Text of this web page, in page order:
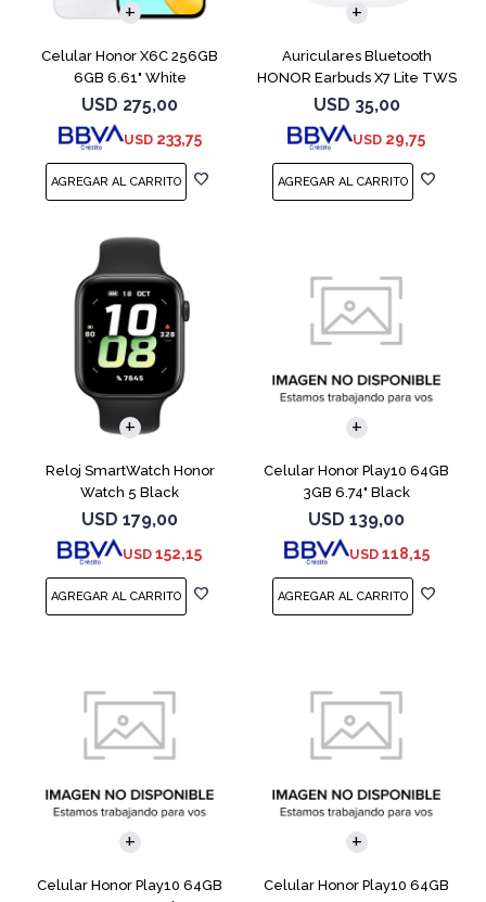
Celular Honor X6C 256GB
6GB 6.61" White
USD 275,00
USD 233,75
Auriculares Bluetooth
HONOR Earbuds X7 Lite TWS
White
USD 35,00
USD 29,75
Reloj SmartWatch Honor
Watch 5 Black
USD 179,00
USD 152,15
Celular Honor Play10 64GB
3GB 6.74" Black
USD 139,00
USD 118,15
COMPARAR
Celular Honor Play10 64GB
COMPARAR
Celular Honor Play10 64GB
COMPARAR